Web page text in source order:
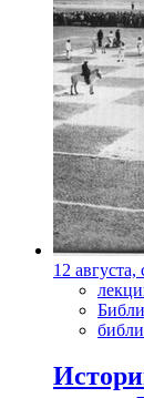
12 августа,